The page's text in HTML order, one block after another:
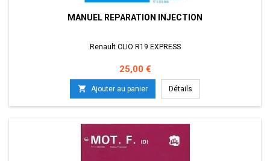
MANUEL REPARATION INJECTION
Renault CLIO R19 EXPRESS
Prix
25,00 €
 Ajouter au panier Détails